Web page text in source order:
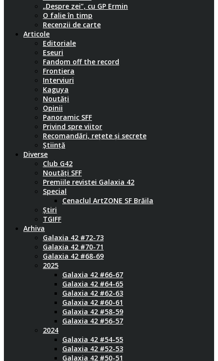
„Despre zei”, cu GP Ermin
O falie în timp
Recenzii de carte
Articole
Editoriale
Eseuri
Fandom off the record
Frontiera
Interviuri
Kaguya
Noutăți
Opinii
Panoramic SFF
Privind spre viitor
Recomandări, rețete și secrete
Știință
Diverse
Club G42
Noutăți SFF
Premiile revistei Galaxia 42
Special
Cenaclul ArtZONE SF Brăila
Știri
TGIFF
Arhiva
Galaxia 42 #72-73
Galaxia 42 #70-71
Galaxia 42 #68-69
2025
Galaxia 42 #66-67
Galaxia 42 #64-65
Galaxia 42 #62-63
Galaxia 42 #60-61
Galaxia 42 #58-59
Galaxia 42 #56-57
2024
Galaxia 42 #54-55
Galaxia 42 #52-53
Galaxia 42 #50-51